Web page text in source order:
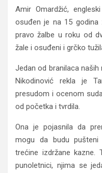
Amir Omardžić,
osuđen je na 15 godina
pravo žalbe u roku od
žale i osuđeni i grčko
Jedan od branilaca
Nikodinović rekla je
presudom i ocenom
od početka i tvrdila.
Ona je pojasnila da
mogu da budu
trećine izdržane kazne.
punoletnici, njima se